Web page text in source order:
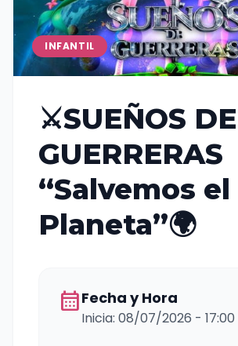
INFANTIL
⚔️SUEÑOS DE
GUERRERAS
“Salvemos el
Planeta”🌍
calendar_monthFecha y Hora
Inicia: 08/07/2026 - 17:00